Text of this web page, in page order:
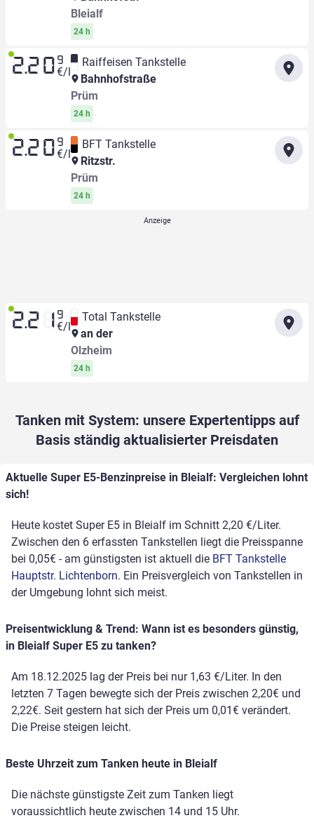
Bleialf
24 h
2.20 9
€/l
Raiffeisen Tankstelle
Bahnhofstraße
Prüm
24 h
2.20 9
€/l
BFT Tankstelle
Ritzstr.
Prüm
24 h
2.21 9
€/l
Total Tankstelle
an der
Olzheim
24 h
Tanken mit System: unsere Expertentipps auf
Basis ständig aktualisierter Preisdaten
Aktuelle Super E5-Benzinpreise in Bleialf: Vergleichen lohnt
sich!
Heute kostet Super E5 in Bleialf im Schnitt 2,20 €/Liter.
Zwischen den 6 erfassten Tankstellen liegt die Preisspanne
bei 0,05€ - am günstigsten ist aktuell die BFT Tankstelle
Hauptstr. Lichtenborn. Ein Preisvergleich von Tankstellen in
der Umgebung lohnt sich meist.
Preisentwicklung & Trend: Wann ist es besonders günstig,
in Bleialf Super E5 zu tanken?
Am 18.12.2025 lag der Preis bei nur 1,63 €/Liter. In den
letzten 7 Tagen bewegte sich der Preis zwischen 2,20€ und
2,22€. Seit gestern hat sich der Preis um 0,01€ verändert.
Die Preise steigen leicht.
Beste Uhrzeit zum Tanken heute in Bleialf
Die nächste günstigste Zeit zum Tanken liegt
voraussichtlich heute zwischen 14 und 15 Uhr.